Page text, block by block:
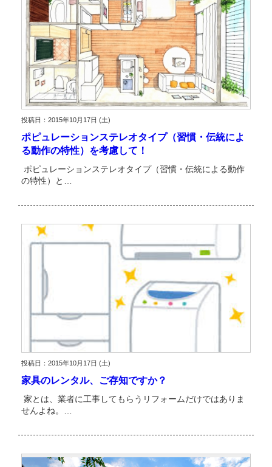
投稿日：2015年10月17日 (土)
ポピュレーションステレオタイプ（習慣・伝統によ
る動作の特性）を考慮して！
ポピュレーションステレオタイプ（習慣・伝統による動作
の特性）と…
投稿日：2015年10月17日 (土)
家具のレンタル、ご存知ですか？
家とは、業者に工事してもらうリフォームだけではありま
せんよね。…